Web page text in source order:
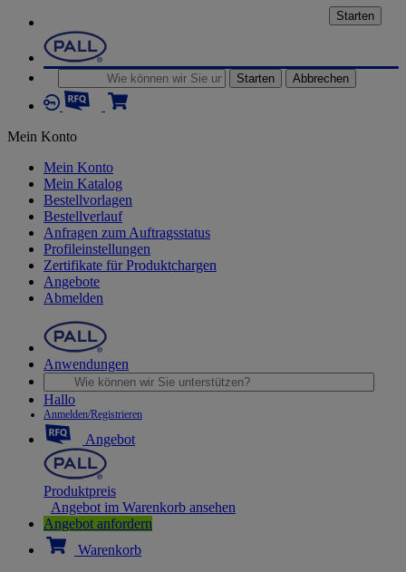
Starten Abbrechen
Mein Konto
Mein Konto
Mein Katalog
Bestellvorlagen
Bestellverlauf
Anfragen zum Auftragsstatus
Profileinstellungen
Zertifikate für Produktchargen
Angebote
Abmelden
Anwendungen
Starten
Hallo
Anmelden/Registrieren
Angebot
Produktpreis
Angebot im Warenkorb ansehen
Angebot anfordern
Warenkorb